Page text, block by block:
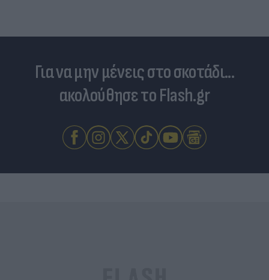
Για να μην μένεις στο σκοτάδι...
ακολούθησε το Flash.gr